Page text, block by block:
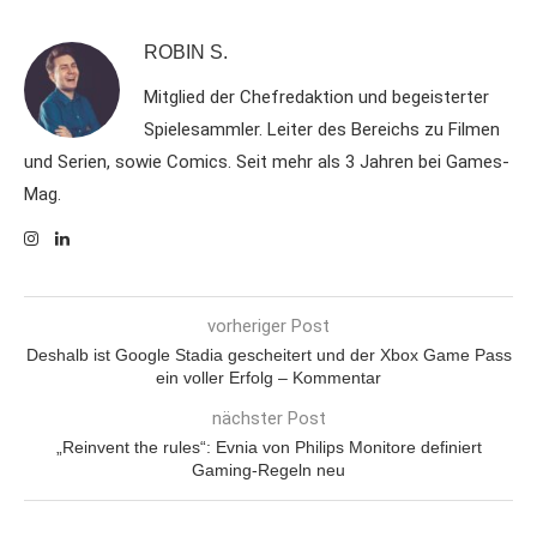
ROBIN S.
Mitglied der Chefredaktion und begeisterter
Spielesammler. Leiter des Bereichs zu Filmen
und Serien, sowie Comics. Seit mehr als 3 Jahren bei Games-
Mag.
vorheriger Post
Deshalb ist Google Stadia gescheitert und der Xbox Game Pass
ein voller Erfolg – Kommentar
nächster Post
„Reinvent the rules“: Evnia von Philips Monitore definiert
Gaming-Regeln neu